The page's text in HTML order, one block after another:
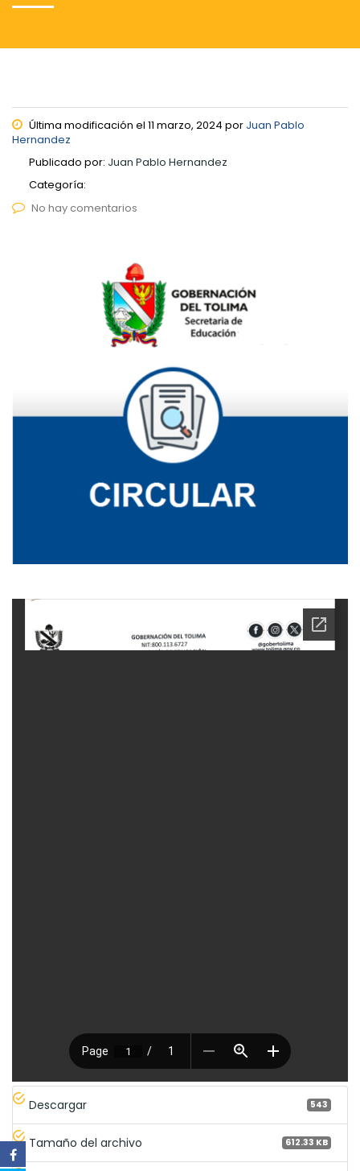
Última modificación el 11 marzo, 2024 por Juan Pablo
Hernandez
Publicado por: Juan Pablo Hernandez
Categoría:
No hay comentarios
Descargar 543
Tamaño del archivo 612.33 KB